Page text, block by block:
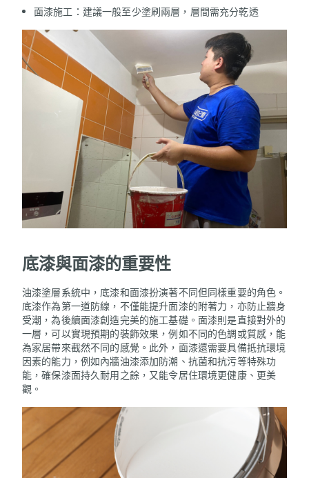
面漆施工：建議一般至少塗刷兩層，層間需充分乾透
底漆與面漆的重要性
油漆塗層系統中，底漆和面漆扮演著不同但同樣重要的角色。
底漆作為第一道防線，不僅能提升面漆的附著力，亦防止牆身
受潮，為後續面漆創造完美的施工基礎。面漆則是直接對外的
一層，可以實現預期的裝飾效果，例如不同的色調或質感，能
為家居帶來截然不同的感覺。此外，面漆還需要具備抵抗環境
因素的能力，例如內牆油漆添加防潮、抗菌和抗污等特殊功
能，確保漆面持久耐用之餘，又能令居住環境更健康、更美
觀。